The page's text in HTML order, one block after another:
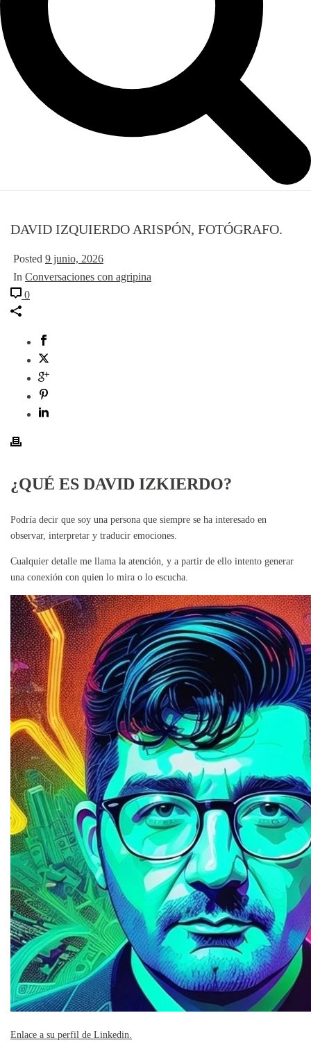
DAVID IZQUIERDO ARISPÓN, FOTÓGRAFO.
Posted 9 junio, 2026
In Conversaciones con agripina
0
¿QUÉ ES DAVID IZKIERDO?
Podría decir que soy una persona que siempre se ha interesado en
observar, interpretar y traducir emociones.
Cualquier detalle me llama la atención, y a partir de ello intento generar
una conexión con quien lo mira o lo escucha.
Enlace a su perfil de Linkedin.